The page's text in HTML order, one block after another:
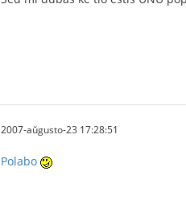
2007-aŭgusto-23 17:28:51
Polabo